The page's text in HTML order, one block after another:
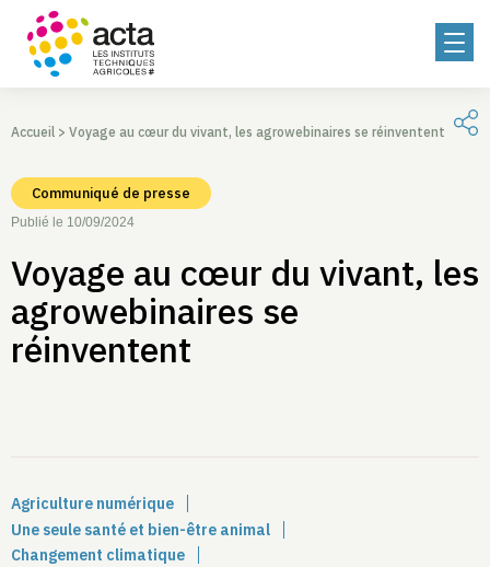
Accueil > Voyage au cœur du vivant, les agrowebinaires se réinventent
Communiqué de presse
Publié le 10/09/2024
Voyage au cœur du vivant, les
agrowebinaires se
réinventent
Agriculture numérique
Une seule santé et bien-être animal
Changement climatique